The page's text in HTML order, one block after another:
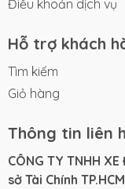
Điều khoản dịch vụ
Hỗ trợ khách
Tìm kiếm
Giỏ hàng
Thông tin liên
CÔNG TY TNHH
sở Tài Chính